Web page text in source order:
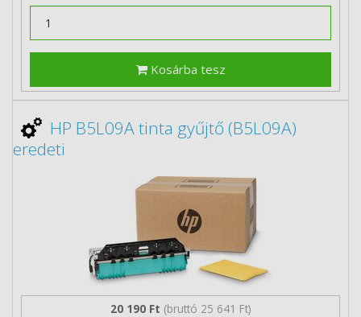
Kosárba tesz
HP B5L09A tinta gyűjtő (B5L09A)
eredeti
20 190 Ft (bruttó 25 641 Ft)